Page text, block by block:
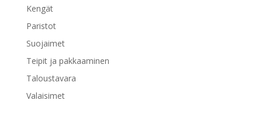
Kengät
Paristot
Suojaimet
Teipit ja pakkaaminen
Taloustavara
Valaisimet